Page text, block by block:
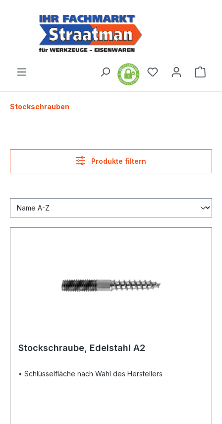
Stockschrauben
Produkte filtern
Stockschraube, Edelstahl A2
• Schlüsselfläche nach Wahl des Herstellers